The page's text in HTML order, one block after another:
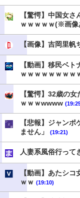
【驚愕】中国女
ｗｗｗｗｗ(※画像
【画像】吉岡里帆
【動画】移民ベ
ｗｗｗｗｗｗｗｗ
【驚愕】32歳の
ｗｗｗwwww
【悲報】ジャン
ません」
(19:21)
人妻系風俗行って
【動画】あたシ
ｗｗ (19:10)